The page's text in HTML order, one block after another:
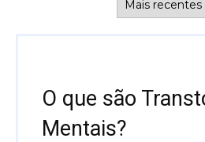
O que são
Mentais?